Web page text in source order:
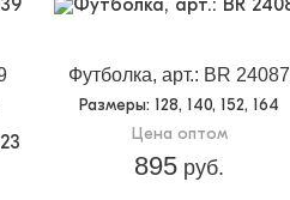
Футболка, арт.: BR 24087
Размеры: 128, 140, 152, 164
Цена оптом
895 руб.